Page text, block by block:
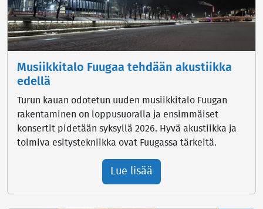
Musiikkitalo Fuugaa tehdään akustiikka
edellä
Turun kauan odotetun uuden musiikkitalo Fuugan
rakentaminen on loppusuoralla ja ensimmäiset
konsertit pidetään syksyllä 2026. Hyvä akustiikka ja
toimiva esitystekniikka ovat Fuugassa tärkeitä.
Lue lisää